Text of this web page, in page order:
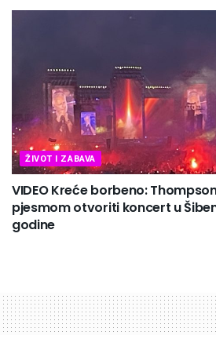
ŽIVOT I ZABAVA
VIDEO Kreće borbeno:
pjesmom otvoriti koncert u
godine